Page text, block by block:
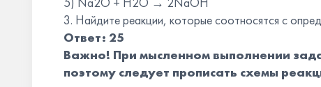
3. Найдите реакции, которые соотносятся с
Ответ: 25
Важно! При мысленном выполнении
поэтому следует прописать схемы